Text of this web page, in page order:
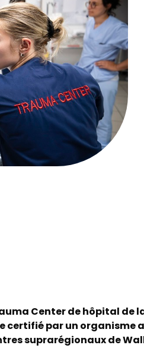
Center de hôpital de
certifié par un organisme
suprarégionaux de